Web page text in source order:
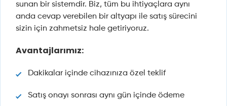
sunan bir sistemdir. Biz, tüm bu ihtiyaçlara aynı
anda cevap verebilen bir altyapı ile satış sürecini
sizin için zahmetsiz hale getiriyoruz.
Avantajlarımız:
Dakikalar içinde cihazınıza özel teklif
Satış onayı sonrası aynı gün içinde ödeme